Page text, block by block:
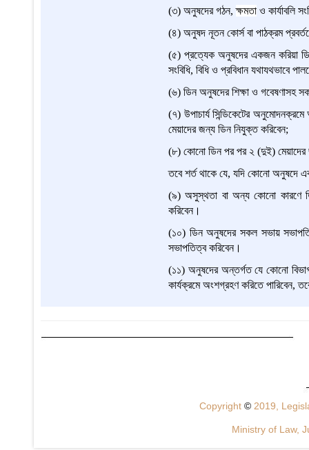
(৩) অনুষদের গঠন,ক্ষমতা ও কার্যাবলি
(৪) অনুষদ নূতন কোর্স বা পাঠক্রম
(৫) প্রত্যেক অনুষদের একজন করিয়া ডিন
সংবিধি, বিধি ও প্রবিধান যথাযথভাবে
(৬) ডিন অনুষদের শিক্ষা ও গবেষণাসহ সকল
(৭) উপাচার্য সিন্ডিকেটের
মেয়াদের জন্য ডিন নিযুক্ত করিবেন;
(৮) কোনো ডিন পর পর ২ (দুই) মেয়াদের
তবে শর্ত থাকে যে, যদি কোনো অনুষদে
(৯) অসুস্থতা বা অন্য কোনো কারণে
করিবেন।
(১০) ডিন অনুষদের সকল সভায়
সভাপতিত্ব করিবেন।
(১১) অনুষদের অন্তর্গত যে কোনো বিভাগ
কার্যক্রমে অংশগ্রহণ করিতে পারিবেন,
Copyright © 2019,
Ministry of Law,